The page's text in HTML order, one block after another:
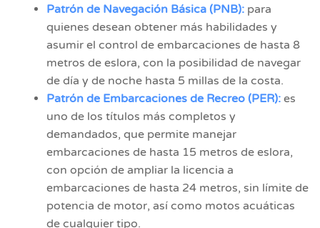
Patrón de Navegación Básica (PNB): para
quienes desean obtener más habilidades y
asumir el control de embarcaciones de hasta 8
metros de eslora, con la posibilidad de navegar
de día y de noche hasta 5 millas de la costa.
Patrón de Embarcaciones de Recreo (PER): es
uno de los títulos más completos y
demandados, que permite manejar
embarcaciones de hasta 15 metros de eslora,
con opción de ampliar la licencia a
embarcaciones de hasta 24 metros, sin límite de
potencia de motor, así como motos acuáticas
de cualquier tipo.